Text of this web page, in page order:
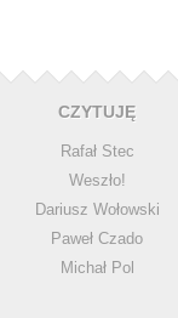
CZYTUJĘ
Rafał Stec
Weszło!
Dariusz Wołowski
Paweł Czado
Michał Pol